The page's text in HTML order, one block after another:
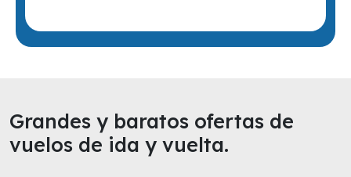
Grandes y baratos ofertas de
vuelos de ida y vuelta.